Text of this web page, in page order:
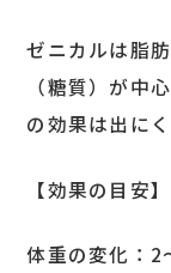
ゼニカルは脂
（糖質）が中
の効果は出に
【効果の目安
体重の変化 ：